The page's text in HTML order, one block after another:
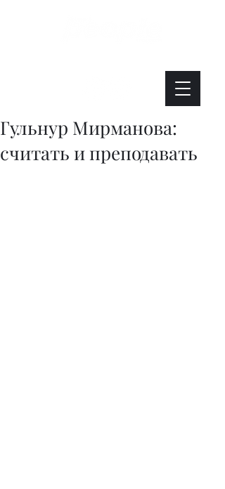
Гульнур Мирманова:
считать и преподавать